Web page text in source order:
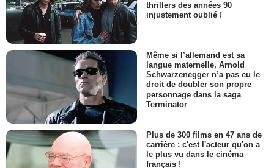
thrillers des années 90
injustement oublié !
Même si l’allemand est sa
langue maternelle, Arnold
Schwarzenegger n’a pas eu le
droit de doubler son propre
personnage dans la saga
Terminator
Plus de 300 films en 47 ans de
carrière : c'est l'acteur qu'on a
le plus vu dans le cinéma
français !